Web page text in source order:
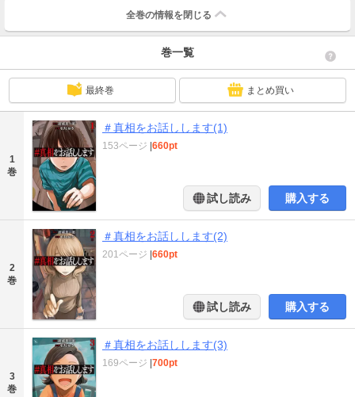
全巻の情報を 閉じる
巻一覧
最終巻 まとめ買い
1
巻
＃真相をお話しします(1)
153ページ 660pt
試し読み 購入する
2
巻
＃真相をお話しします(2)
201ページ 660pt
試し読み 購入する
3
巻
＃真相をお話しします(3)
169ページ 700pt